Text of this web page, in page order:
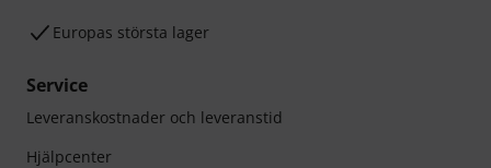
Europas största lager
Service
Leveranskostnader och leveranstid
Hjälpcenter